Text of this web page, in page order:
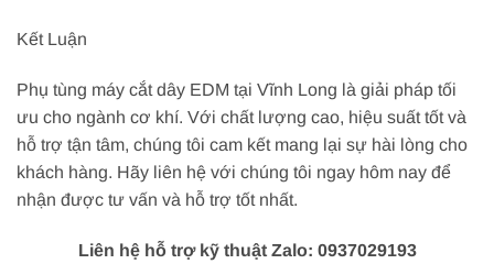
Kết Luận
Phụ tùng máy cắt dây EDM tại Vĩnh Long là giải pháp tối
ưu cho ngành cơ khí. Với chất lượng cao, hiệu suất tốt và
hỗ trợ tận tâm, chúng tôi cam kết mang lại sự hài lòng cho
khách hàng. Hãy liên hệ với chúng tôi ngay hôm nay để
nhận được tư vấn và hỗ trợ tốt nhất.
Liên hệ hỗ trợ kỹ thuật Zalo: 0937029193